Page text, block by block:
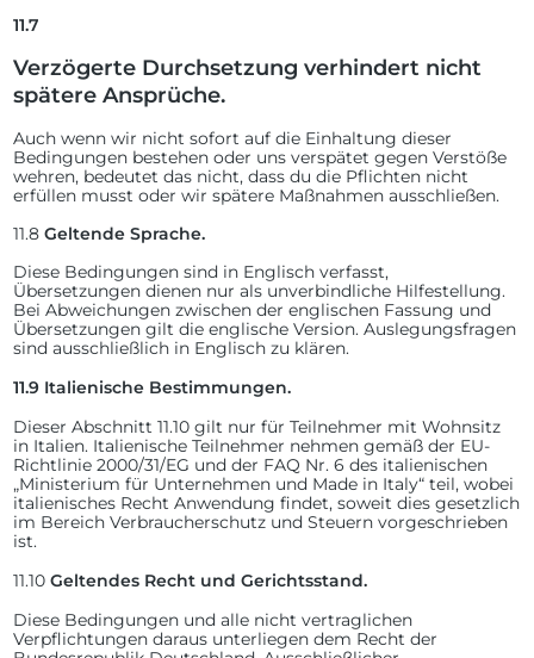
11.7
Verzögerte Durchsetzung verhindert nicht
spätere Ansprüche.
Auch wenn wir nicht sofort auf die Einhaltung dieser
Bedingungen bestehen oder uns verspätet gegen Verstöße
wehren, bedeutet das nicht, dass du die Pflichten nicht
erfüllen musst oder wir spätere Maßnahmen ausschließen.
11.8Geltende Sprache.
Diese Bedingungen sind in Englisch verfasst,
Übersetzungen dienen nur als unverbindliche Hilfestellung.
Bei Abweichungen zwischen der englischen Fassung und
Übersetzungen gilt die englische Version. Auslegungsfragen
sind ausschließlich in Englisch zu klären.
11.9 Italienische Bestimmungen.
Dieser Abschnitt 11.10 gilt nur für Teilnehmer mit Wohnsitz
in Italien. Italienische Teilnehmer nehmen gemäß der EU-
Richtlinie 2000/31/EG und der FAQ Nr. 6 des italienischen
„Ministerium für Unternehmen und Made in Italy“ teil, wobei
italienisches Recht Anwendung findet, soweit dies gesetzlich
im Bereich Verbraucherschutz und Steuern vorgeschrieben
ist.
11.10Geltendes Recht und Gerichtsstand.
Diese Bedingungen und alle nicht vertraglichen
Verpflichtungen daraus unterliegen dem Recht der